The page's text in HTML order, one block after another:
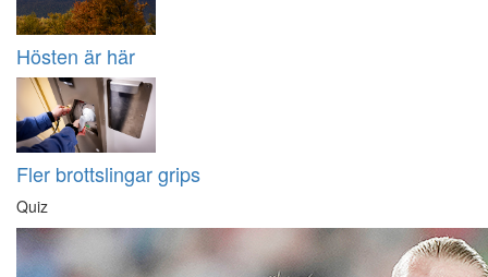
Hösten är här
Fler brottslingar grips
Quiz